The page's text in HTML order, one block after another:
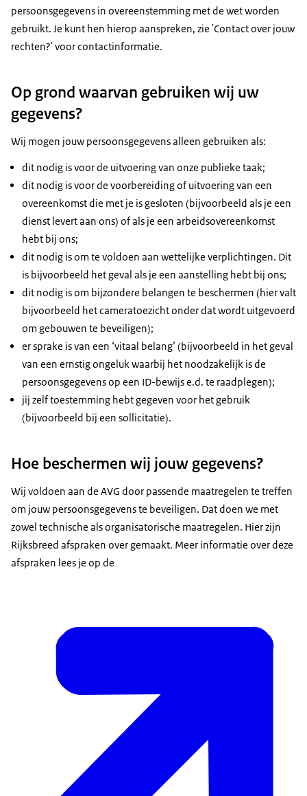
persoonsgegevens in overeenstemming met de wet worden
gebruikt. Je kunt hen hierop aanspreken, zie 'Contact over jouw
rechten?' voor contactinformatie.
Op grond waarvan gebruiken wij uw
gegevens?
Wij mogen jouw persoonsgegevens alleen gebruiken als:
dit nodig is voor de uitvoering van onze publieke taak;
dit nodig is voor de voorbereiding of uitvoering van een
overeenkomst die met je is gesloten (bijvoorbeeld als je een
dienst levert aan ons) of als je een arbeidsovereenkomst
hebt bij ons;
dit nodig is om te voldoen aan wettelijke verplichtingen. Dit
is bijvoorbeeld het geval als je een aanstelling hebt bij ons;
dit nodig is om bijzondere belangen te beschermen (hier valt
bijvoorbeeld het cameratoezicht onder dat wordt uitgevoerd
om gebouwen te beveiligen);
er sprake is van een ‘vitaal belang’ (bijvoorbeeld in het geval
van een ernstig ongeluk waarbij het noodzakelijk is de
persoonsgegevens op een ID-bewijs e.d. te raadplegen);
jij zelf toestemming hebt gegeven voor het gebruik
(bijvoorbeeld bij een sollicitatie).
Hoe beschermen wij jouw gegevens?
Wij voldoen aan de AVG door passende maatregelen te treffen
om jouw persoonsgegevens te beveiligen. Dat doen we met
zowel technische als organisatorische maatregelen. Hier zijn
Rijksbreed afspraken over gemaakt. Meer informatie over deze
afspraken lees je op de